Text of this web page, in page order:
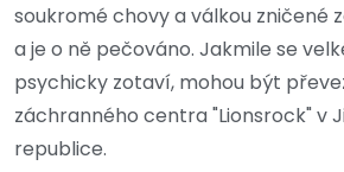
soukromé chovy a válkou zničené
a je o ně pečováno. Jakmile se
psychicky zotaví, mohou být
záchranného centra "Lionsrock" v
republice.